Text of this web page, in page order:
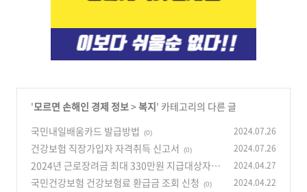
'모르면 손해인 경제 정보>복지' 카테고리의 다른 글
국민내일배움카드 발급방법
(0) 2024.07.26
건강보험 직장가입자 자격취득 신고서 (0) 2024.07.26
2024년 근로장려금 최대 330만원 지급대상자
예상지급액 신청자격 및 방법 (0)
2024.04.27
국민건강보험 건강보험료 환급금 조회 신청 (0) 2024.04.22